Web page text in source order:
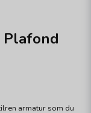
Plafond
armatur som du